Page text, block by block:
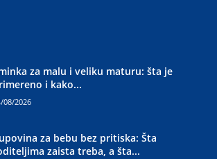
za malu i veliku maturu: šta je
i kako...
08/2026
za bebu bez pritiska: Šta
zaista treba, a šta...